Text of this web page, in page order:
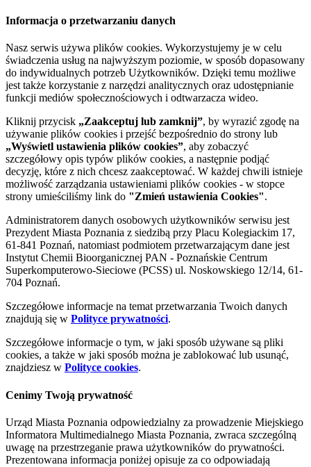
Informacja o przetwarzaniu danych
Nasz serwis używa plików cookies. Wykorzystujemy je w celu
świadczenia usług na najwyższym poziomie, w sposób dopasowany
do indywidualnych potrzeb Użytkowników. Dzięki temu możliwe
jest także korzystanie z narzędzi analitycznych oraz udostępnianie
funkcji mediów społecznościowych i odtwarzacza wideo.
Kliknij przycisk „Zaakceptuj lub zamknij”, by wyrazić zgodę na
używanie plików cookies i przejść bezpośrednio do strony lub
„Wyświetl ustawienia plików cookies”, aby zobaczyć
szczegółowy opis typów plików cookies, a następnie podjąć
decyzję, które z nich chcesz zaakceptować. W każdej chwili istnieje
możliwość zarządzania ustawieniami plików cookies - w stopce
strony umieściliśmy link do "Zmień ustawienia Cookies".
Administratorem danych osobowych użytkowników serwisu jest
Prezydent Miasta Poznania z siedzibą przy Placu Kolegiackim 17,
61-841 Poznań, natomiast podmiotem przetwarzającym dane jest
Instytut Chemii Bioorganicznej PAN - Poznańskie Centrum
Superkomputerowo-Sieciowe (PCSS) ul. Noskowskiego 12/14, 61-
704 Poznań.
Szczegółowe informacje na temat przetwarzania Twoich danych
znajdują się w Polityce prywatności.
Szczegółowe informacje o tym, w jaki sposób używane są pliki
cookies, a także w jaki sposób można je zablokować lub usunąć,
znajdziesz w Polityce cookies.
Cenimy Twoją prywatność
Urząd Miasta Poznania odpowiedzialny za prowadzenie Miejskiego
Informatora Multimedialnego Miasta Poznania, zwraca szczególną
uwagę na przestrzeganie prawa użytkowników do prywatności.
Prezentowana informacja poniżej opisuje za co odpowiadają